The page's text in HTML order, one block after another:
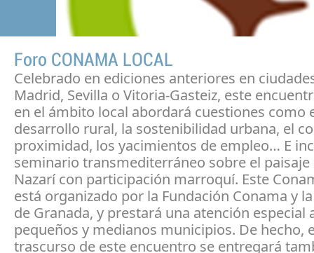
Foro CONAMA LOCAL
Celebrado en ediciones anteriores en
Madrid, Sevilla o Vitoria-Gasteiz, este
en el ámbito local abordará cuestiones como
desarrollo rural, la sostenibilidad urbana, el
proximidad, los yacimientos de empleo… E
seminario transmediterráneo sobre el
Nazarí con participación marroquí. Este
está organizado por la Fundación Conama y
de Granada, y prestará una atención especial
pequeños y medianos municipios. De hecho,
trascurso de este encuentro se entregará